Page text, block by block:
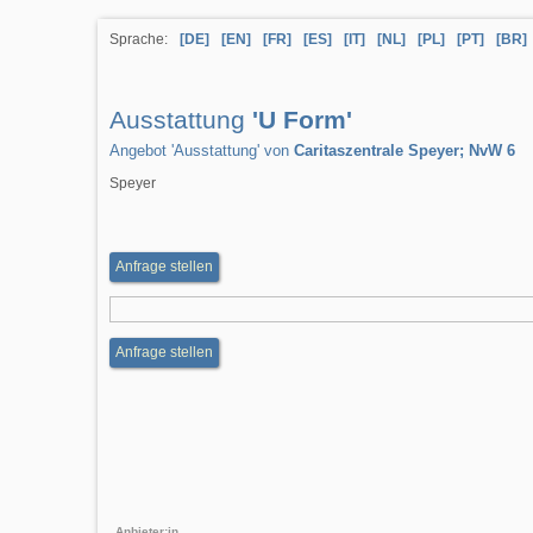
Sprache: [DE] [EN] [FR] [ES] [IT] [NL] [PL] [PT] [BR]
Ausstattung 'U Form'
Angebot 'Ausstattung' von Caritaszentrale Speyer; NvW 6
Speyer
Anfrage stellen
Anfrage stellen